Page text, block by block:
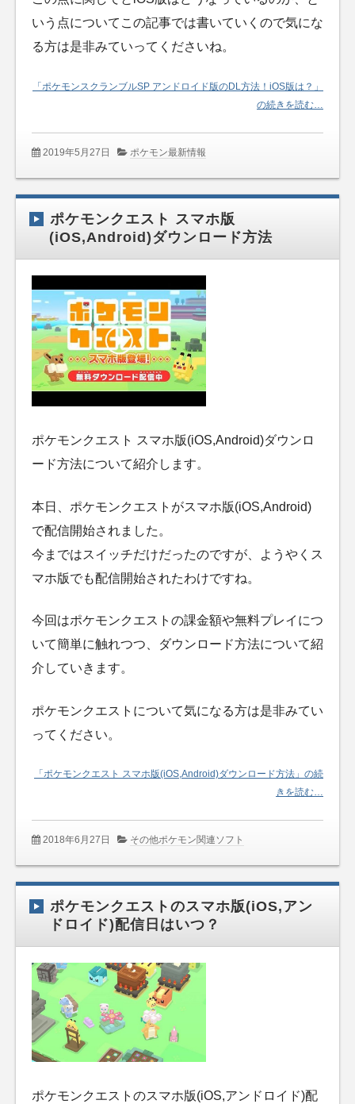
いう点についてこの記事では書いていくので気にな
る方は是非みていってくださいね。
「ポケモンスクランブルSP アンドロイド版のDL方法！iOS版は？」
の続きを読む…
2019年5月27日 ポケモン最新情報
ポケモンクエスト スマホ版
(iOS,Android)ダウンロード方法
ポケモンクエスト スマホ版(iOS,Android)ダウンロ
ード方法について紹介します。
本日、ポケモンクエストがスマホ版(iOS,Android)
で配信開始されました。
今まではスイッチだけだったのですが、ようやくス
マホ版でも配信開始されたわけですね。
今回はポケモンクエストの課金額や無料プレイにつ
いて簡単に触れつつ、ダウンロード方法について紹
介していきます。
ポケモンクエストについて気になる方は是非みてい
ってください。
「ポケモンクエスト スマホ版(iOS,Android)ダウンロード方法」の続
きを読む…
2018年6月27日 その他ポケモン関連ソフト
ポケモンクエストのスマホ版(iOS,アン
ドロイド)配信日はいつ？
ポケモンクエストのスマホ版(iOS,アンドロイド)配